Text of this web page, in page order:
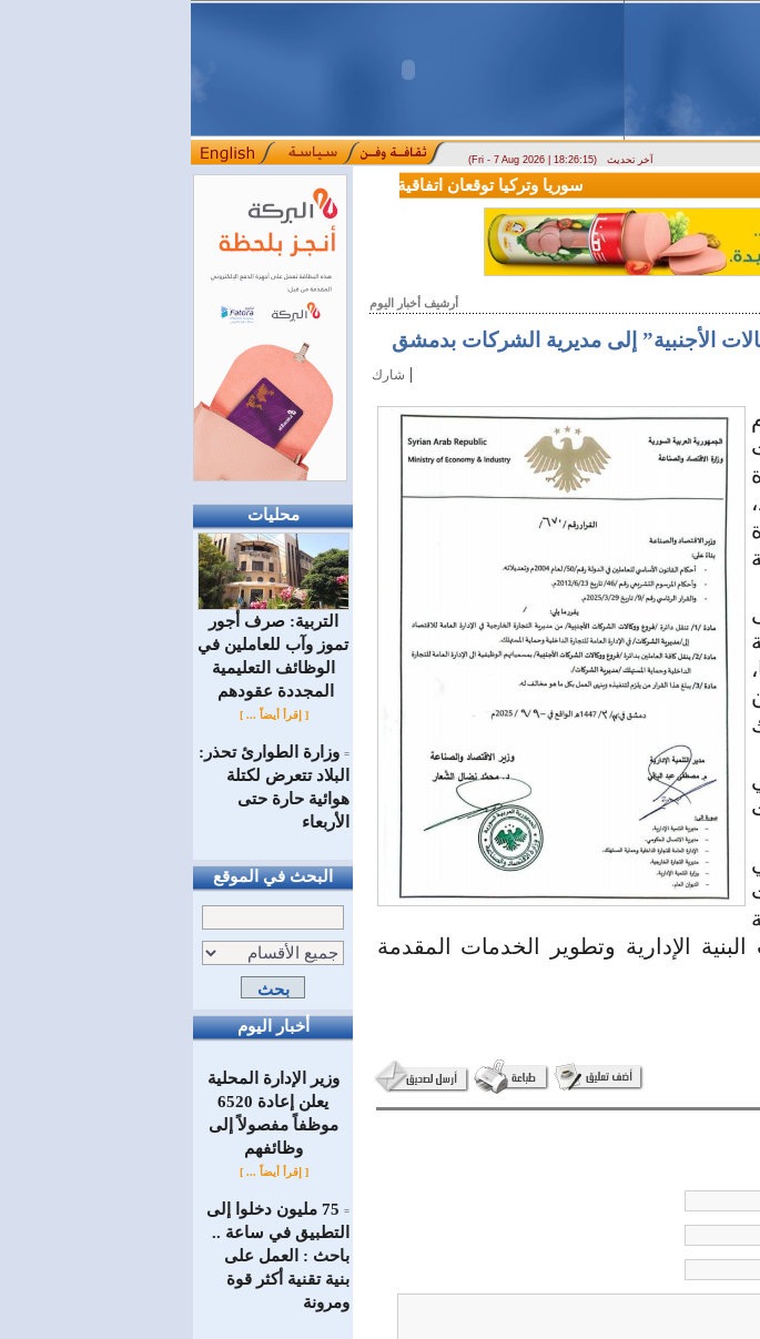
(Fri - 7 Aug 2026 | 18:26:15) آخر تحديث
محليات
التربية: صرف أجور
تموز وآب للعاملين في
الوظائف ‏التعليمية
المجددة عقودهم ‏
[ إقرأ أيضاً ... ]
= وزارة الطوارئ تحذر:
البلاد تتعرض لكتلة
هوائية حارة حتى
الأربعاء
البحث في الموقع
أخبار اليوم
وزير الإدارة المحلية
يعلن إعادة 6520
موظفاً مفصولاً إلى
‏وظائفهم
[ إقرأ أيضاً ... ]
=
75 مليون دخلوا إلى
التطبيق في ساعة ..
باحث : العمل على
بنية تقنية أكثر قوة
ومرونة
سوريا وتركيا توقعان اتفاقية تعاون في مجالي التعليم العالي والبحث العلمي
أرشيف أخبار اليوم
الأجنبية” إلى مديرية الشركات بدمشق
شارك |
الإدارية وتطوير الخدمات المقدمة